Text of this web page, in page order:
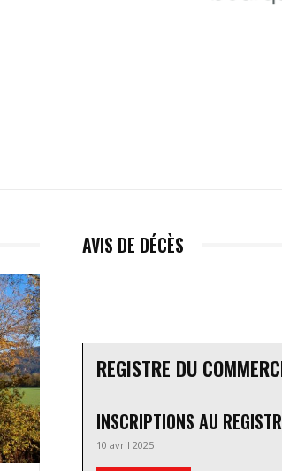
AVIS DE DÉCÈS
REGISTRE DU
INSCRIPTIONS AU
10 avril 2025